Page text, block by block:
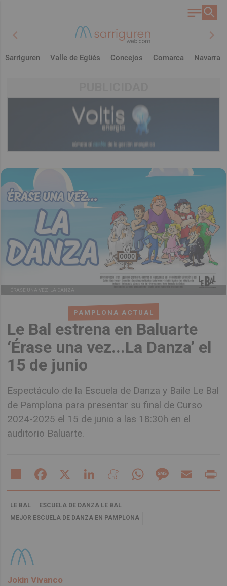
chevron_left chevron_right
Sarriguren Valle de Egüés Concejos Comarca Navarra
PAMPLONA ACTUAL
Le Bal estrena en Baluarte
‘Érase una vez...La Danza’ el
15 de junio
Espectáculo de la Escuela de Danza y Baile Le Bal
de Pamplona para presentar su final de Curso
2024-2025 el 15 de junio a las 18:30h en el
auditorio Baluarte.
ÉRASE UNA VEZ, LA DANZA
Share Facebook LinkedIn MeneameWhatsAppMessageEmail
LE BAL
ESCUELA DE DANZA LE BAL
MEJOR ESCUELA DE DANZA EN PAMPLONA
Jokin Vivanco